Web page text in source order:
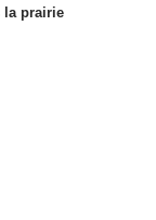
la prairie